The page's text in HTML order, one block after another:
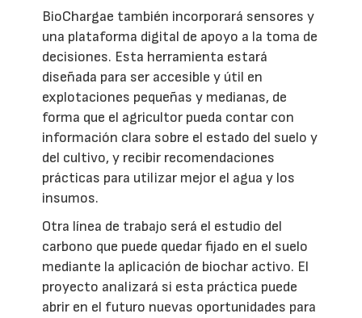
BioChargae también incorporará sensores y
una plataforma digital de apoyo a la toma de
decisiones. Esta herramienta estará
diseñada para ser accesible y útil en
explotaciones pequeñas y medianas, de
forma que el agricultor pueda contar con
información clara sobre el estado del suelo y
del cultivo, y recibir recomendaciones
prácticas para utilizar mejor el agua y los
insumos.
Otra línea de trabajo será el estudio del
carbono que puede quedar fijado en el suelo
mediante la aplicación de biochar activo. El
proyecto analizará si esta práctica puede
abrir en el futuro nuevas oportunidades para